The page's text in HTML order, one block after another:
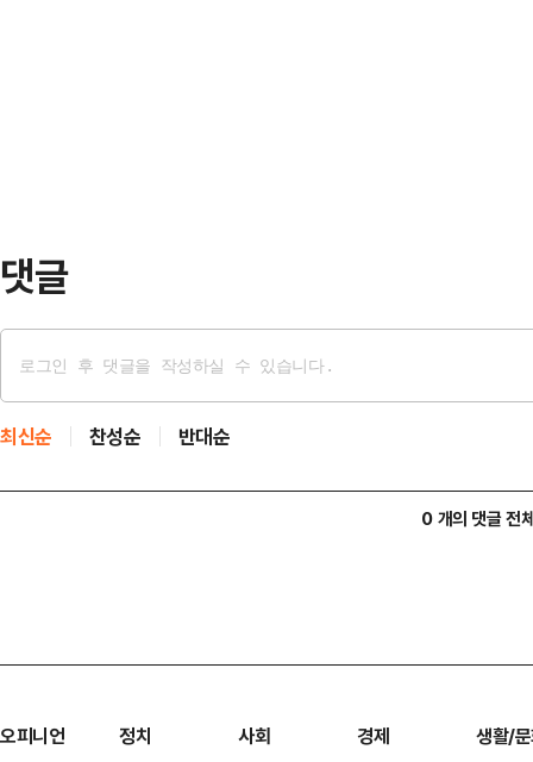
댓글
최신순 찬성순 반대순
0 개의 댓글 전
오피니언 정치 사회 경제 생활/